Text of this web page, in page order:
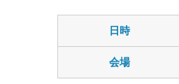
日時
会場